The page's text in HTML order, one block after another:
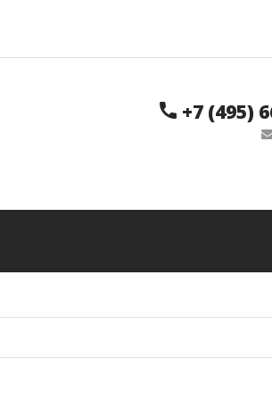
+7 (495)